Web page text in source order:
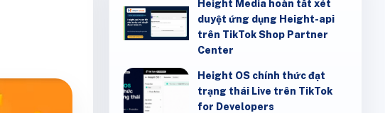
Height Media hoàn tất xét
duyệt ứng dụng Height-api
trên TikTok Shop Partner
Center
Height OS chính thức đạt
trạng thái Live trên TikTok
for Developers